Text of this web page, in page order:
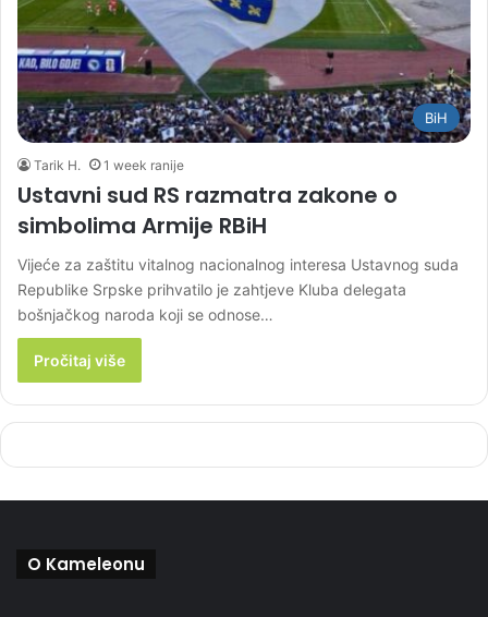
BiH
Tarik H. 1 week ranije
Ustavni sud RS razmatra zakone o
simbolima Armije RBiH
Vijeće za zaštitu vitalnog nacionalnog interesa Ustavnog suda
Republike Srpske prihvatilo je zahtjeve Kluba delegata
bošnjačkog naroda koji se odnose…
Pročitaj više
O Kameleonu